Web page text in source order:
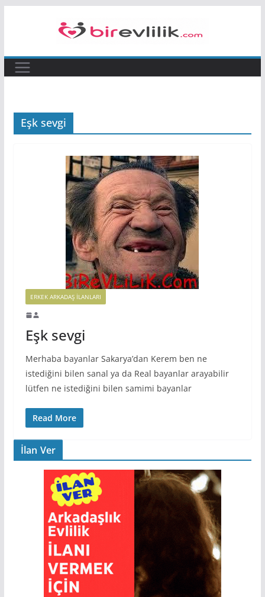
Eşk sevgi
ERKEK ARKADAŞ ILANLARI
Eşk sevgi
Merhaba bayanlar Sakarya’dan Kerem ben ne
istediğini bilen sanal ya da Real bayanlar arayabilir
lütfen ne istediğini bilen samimi bayanlar
Read More
İlan Ver